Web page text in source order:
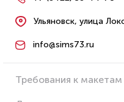
Ульяновск, улица
info@sims73.ru
Требования к макетам